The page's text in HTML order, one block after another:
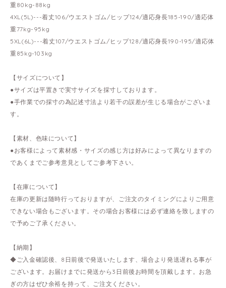
重80kg-88kg
4XL(5L)---着丈106/ウエストゴム/ヒップ124/適応身長185-190/適応体
重77kg-95kg
5XL(6L)---着丈107/ウエストゴム/ヒップ128/適応身長190-195/適応体
重85kg-103kg
【サイズについて】
●サイズは平置きで実寸サイズを採寸しております。
●手作業での採寸の為記述寸法より若干の誤差が生じる場合がございま
す。
【素材、色味について】
●お客様によって素材感・サイズの感じ方は好みによって異なりますの
であくまでご参考意見としてご参考下さい。
【在庫について】
在庫の更新は随時行っておりますが、ご注文のタイミングによりご用意
できない場合もございます。その場合お客様には必ず連絡を致しますの
で予めご了承ください。
【納期】
◆ご入金確認後、8日前後で発送いたします、場合より発送遅れる事が
ございます。お届けまでに発送から3日前後お時間を頂戴します。お急
ぎの方はぜひ余裕を持って、ご注文ください。